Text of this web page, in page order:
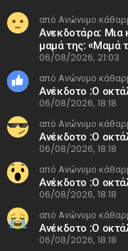
από Ανώνυμο
Ανεκδοτάρα: Μια
μαμά της: «Μαμά
06/08/2026, 21:03
από Ανώνυμο
Ανέκδοτο :Ο
06/08/2026, 18:18
από Ανώνυμο
Ανέκδοτο :Ο
06/08/2026, 18:18
από Ανώνυμο
Ανέκδοτο :Ο
06/08/2026, 18:18
από Ανώνυμο
Ανέκδοτο :Ο
06/08/2026, 18:18